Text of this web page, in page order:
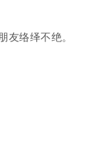
友络绎不绝。